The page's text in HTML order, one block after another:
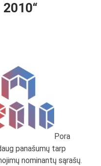
Pora
panašumų tarp
nominantų sąrašų.